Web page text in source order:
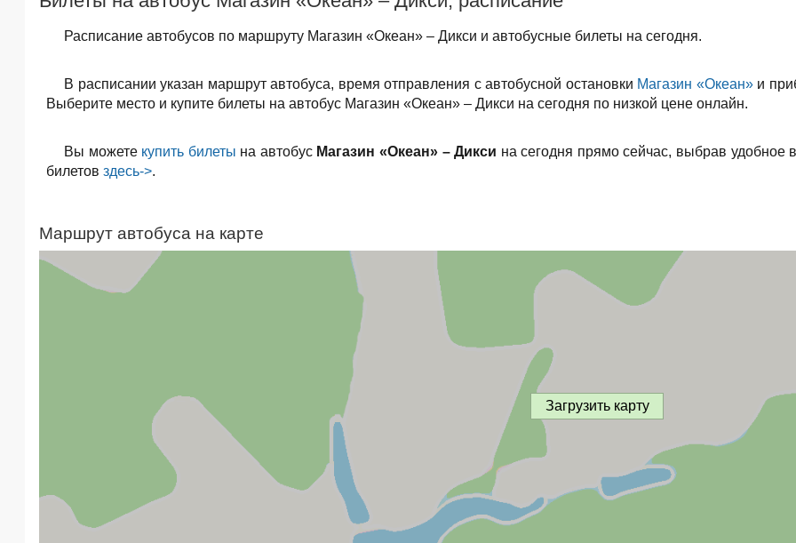
Расписание автобусов по маршруту Магазин «Океан» – Дикси и автобусные билеты на сегодня.
В расписании указан маршрут автобуса, время отправления с автобусной остановки Магазин «Океан»и
Выберите место и купите билеты на автобус Магазин «Океан» – Дикси на сегодня по низкой цене онлайн.
Вы можете купить билеты на автобус Магазин «Океан» – Дикси на сегодня прямо сейчас, выбрав
билетов здесь->.
Маршрут автобуса на карте
Загрузить карту